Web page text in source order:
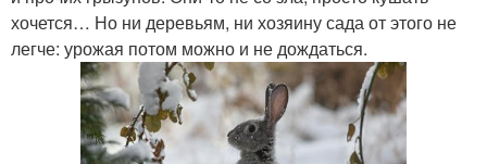
хочется… Но ни деревьям, ни хозяину сада от этого не
легче: урожая потом можно и не дождаться.